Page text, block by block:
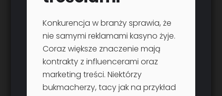
Konkurencja w branży sprawia, że
nie samymi reklamami kasyno żyje.
Coraz większe znaczenie mają
kontrakty z influencerami oraz
marketing treści. Niektórzy
bukmacherzy, tacy jak na przykład